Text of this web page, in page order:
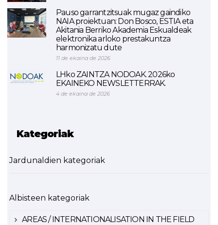
Pauso garrantzitsuak mugaz gaindiko
NAIA proiektuan: Don Bosco, ESTIA eta
Akitania Berriko Akademia Eskualdeak
elektronika arloko prestakuntza
harmonizatu dute
11 de ekaina de 2026
LHko ZAINTZA NODOAK. 2026ko
EKAINEKO NEWSLETTERRAK.
4 de ekaina de 2026
Kategoriak
Jardunaldien kategoriak
Albisteen kategoriak
AREAS / INTERNATIONALISATION IN THE FIELD